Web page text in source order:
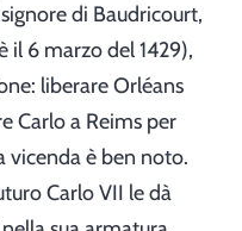
di Baudricourt,
il 6 marzo del 1429),
liberare Orléans
Carlo a Reims per
vicenda è ben noto.
Carlo VII le dà